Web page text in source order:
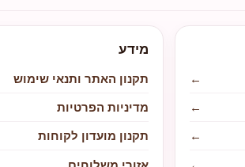
←
←
←
מידע
תקנון האתר ותנאי שימוש
מדיניות הפרטיות
תקנון מועדון לקוחות